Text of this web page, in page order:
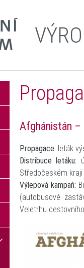
Afghánistán
Propagace: leták
Distribuce letáku:
Středočeském
Výlepová kampaň:
(autobusové
Veletrhu